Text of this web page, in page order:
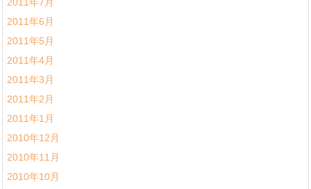
2011年6月
2011年5月
2011年4月
2011年3月
2011年2月
2011年1月
2010年12月
2010年11月
2010年10月